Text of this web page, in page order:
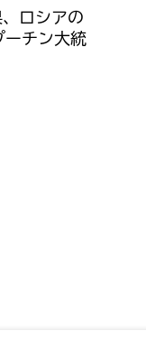
ロシアの
チン大統